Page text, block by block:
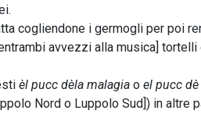
cogliendone i germogli per poi
avvezzi alla musica]
èl pucc dèla malagia o el pucc
Nord o Luppolo Sud]) in altre